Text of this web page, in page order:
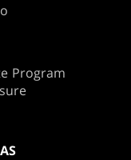
Program